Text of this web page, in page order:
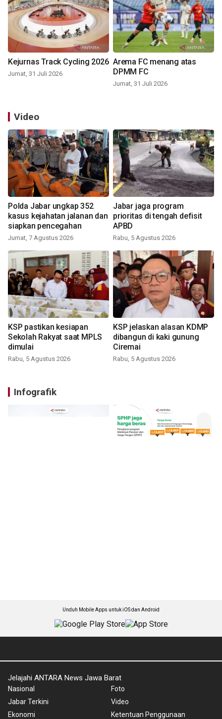
Kejurnas Track Cycling 2026
Jumat, 31 Juli 2026
Arema FC menang atas
DPMM FC
Jumat, 31 Juli 2026
Video
Polda Jabar ungkap 352
kasus kejahatan jalanan dan
siapkan pencegahan
Jumat, 7 Agustus 2026
Jabar jaga program
prioritas di tengah defisit
APBD
Rabu, 5 Agustus 2026
KSP pastikan kesiapan
Sekolah Rakyat saat MPLS
dimulai
Rabu, 5 Agustus 2026
KSP jelaskan alasan KDMP
dibangun di kaki gunung
Ciremai
Rabu, 5 Agustus 2026
Infografik
Unduh Mobile Apps untuk iOS dan Android
Jelajahi ANTARA News Jawa Barat
Nasional
Jabar Terkini
Ekonomi
Foto
Video
Ketentuan Penggunaan